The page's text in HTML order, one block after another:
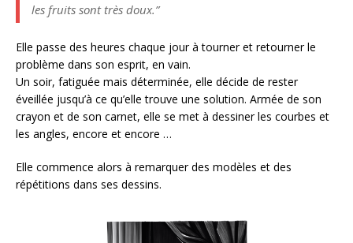
les fruits sont très doux.”
Elle passe des heures chaque jour à tourner et retourner le
problème dans son esprit, en vain.
Un soir, fatiguée mais déterminée, elle décide de rester
éveillée jusqu’à ce qu’elle trouve une solution. Armée de son
crayon et de son carnet, elle se met à dessiner les courbes et
les angles, encore et encore …
Elle commence alors à remarquer des modèles et des
répétitions dans ses dessins.